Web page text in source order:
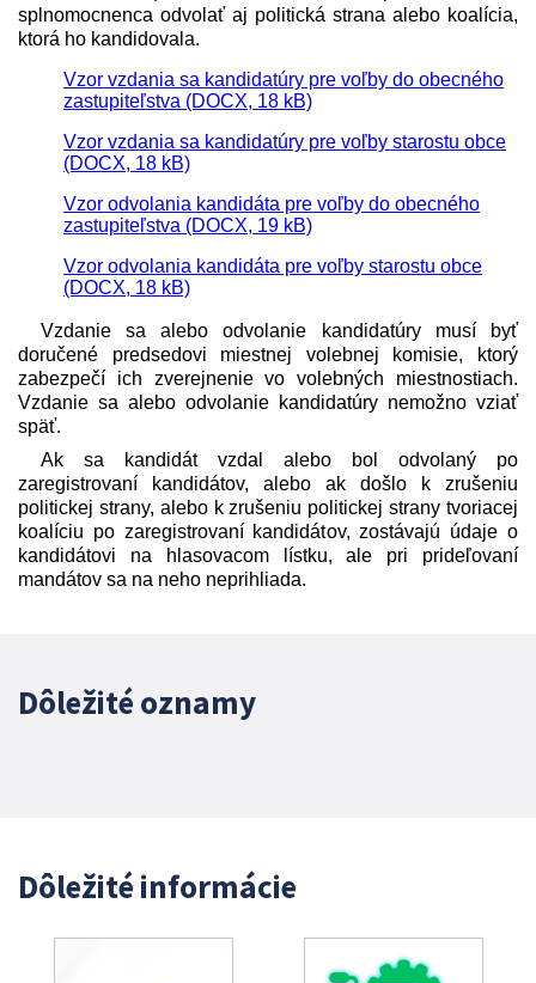
splnomocnenca odvolať aj politická strana alebo koalícia,
ktorá ho kandidovala.
Vzor vzdania sa kandidatúry pre voľby do obecného
zastupiteľstva (DOCX, 18 kB)
Vzor vzdania sa kandidatúry pre voľby starostu obce
(DOCX, 18 kB)
Vzor odvolania kandidáta pre voľby do obecného
zastupiteľstva (DOCX, 19 kB)
Vzor odvolania kandidáta pre voľby starostu obce
(DOCX, 18 kB)
Vzdanie sa alebo odvolanie kandidatúry musí byť
doručené predsedovi miestnej volebnej komisie, ktorý
zabezpečí ich zverejnenie vo volebných miestnostiach.
Vzdanie sa alebo odvolanie kandidatúry nemožno vziať
späť.
Ak sa kandidát vzdal alebo bol odvolaný po
zaregistrovaní kandidátov, alebo ak došlo k zrušeniu
politickej strany, alebo k zrušeniu politickej strany tvoriacej
koalíciu po zaregistrovaní kandidátov, zostávajú údaje o
kandidátovi na hlasovacom lístku, ale pri prideľovaní
mandátov sa na neho neprihliada.
Dôležité oznamy
Dôležité informácie